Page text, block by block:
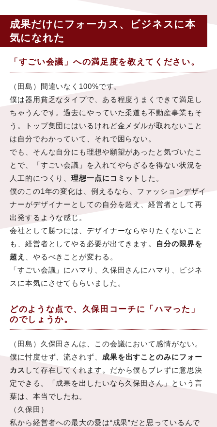
成果だけにフォーカス、ビジネスに本
気になれた
「すごい会議」への満足度を教えてください。
（田島）間違いなく100%です。
僕は器用貧乏なタイプで、ある程度うまくできて満足し
ちゃうんです。過去にやっていた柔道も不動産事業もそ
う。トップ集団にはいるけれど金メダルが取れないこと
は自分でわかっていて、それで困らない。
でも、そんな自分にも理想や願望があったと気づいたこ
とで、「すごい会議」を入れてやらざるを得ない状況を
人工的につくり、理想一点にコミット した。
僕のこの1年の変化は、例えるなら、ファッションデザイ
ナーがデザイナーとしての自分を超え、経営者として再
出発するような感じ。
会社として勝つには、デザイナーならやりたくないこと
も、経営者としてやる必要が出てきます。
自分の限界を
超え
、やるべきことが変わる。
「すごい会議」にハマり、久保田さんにハマり、ビジネ
スに本気にさせてもらいました。
どのような点で、久保田コーチに「ハマった」
のでしょうか。
（田島）久保田さんは、この会議において感情がない。
僕に忖度せず、流されず、 成果を出すことのみにフォー
カス して存在してくれます。だから僕もブレずに意思決
定できる。「成果を出したいなら久保田さん」という言
葉は、本当でしたね。
（久保田）
私から経営者への最大の愛は“成果”だと思っているんで